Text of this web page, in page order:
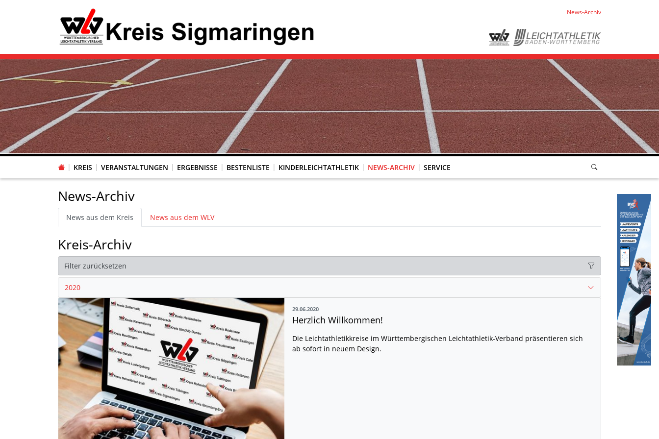
News-Archiv
KREIS VERANSTALTUNGEN ERGEBNISSE BESTENLISTE KINDERLEICHTATHLETIK NEWS-ARCHIV SERVICE
News-Archiv
News aus dem Kreis News aus dem WLV
Kreis-Archiv
Filter zurücksetzen
2020
29.06.2020
Herzlich Willkommen!
Die Leichtathletikkreise im Württembergischen Leichtathletik-Verband präsentieren sich
ab sofort in neuem Design.